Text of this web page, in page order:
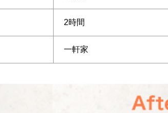
2時間
一軒家